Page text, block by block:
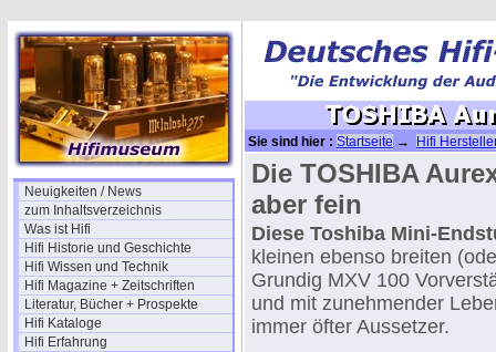
Neuigkeiten / News
zum Inhaltsverzeichnis
Was ist Hifi
Hifi Historie und Geschichte
Hifi Wissen und Technik
Hifi Magazine + Zeitschriften
Literatur, Bücher + Prospekte
Hifi Kataloge
Hifi Erfahrung
Sie sind hier : Startseite → Hifi
Die TOSHIBA
aber fein
Diese Toshiba Mini-
kleinen ebenso breiten
Grundig MXV 100
und mit zunehmender
immer öfter Aussetzer.